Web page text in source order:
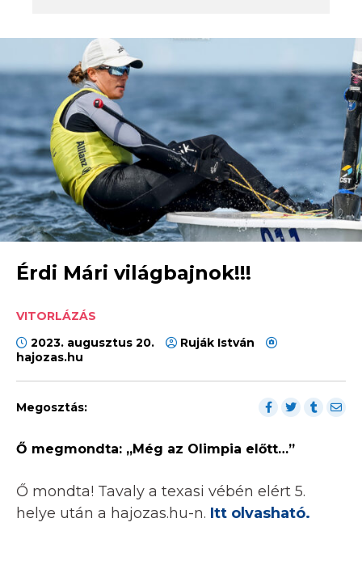
Érdi Mári világbajnok!!!
VITORLÁZÁS
2023. augusztus 20.
Ruják István
hajozas.hu
Megosztás:
Ő megmondta: „Még az Olimpia előtt…”
Ő mondta! Tavaly a texasi vébén elért 5.
helye után a hajozas.hu-n. Itt olvasható.